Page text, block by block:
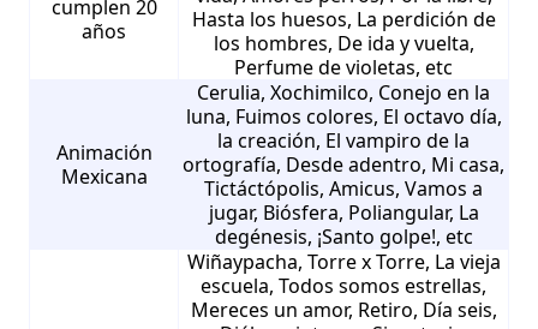
cumplen 20
años
Hasta los huesos, La perdición de
los hombres, De ida y vuelta,
Perfume de violetas, etc
Animación
Mexicana
Cerulia, Xochimilco, Conejo en la
luna, Fuimos colores, El octavo día,
la creación, El vampiro de la
ortografía, Desde adentro, Mi casa,
Tictáctópolis, Amicus, Vamos a
jugar, Biósfera, Poliangular, La
degénesis, ¡Santo golpe!, etc
Wiñaypacha, Torre x Torre, La vieja
escuela, Todos somos estrellas,
Mereces un amor, Retiro, Día seis,